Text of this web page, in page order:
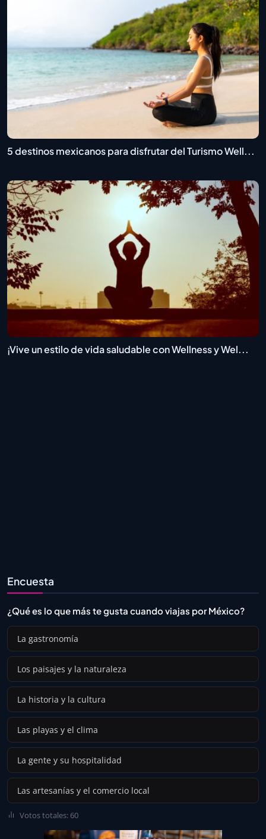
5 destinos mexicanos para disfrutar del Turismo Well...
¡Vive un estilo de vida saludable con Wellness y Wel...
Encuesta
¿Qué es lo que más te gusta cuando viajas por México?
La gastronomía
Los paisajes y la naturaleza
La historia y la cultura
Las playas y el clima
La gente y su hospitalidad
Las artesanías y el comercio local
Votos totales: 60